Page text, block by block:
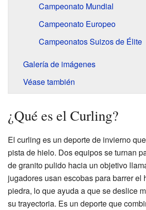
Campeonato Mundial
Campeonato Europeo
Campeonatos Suizos de Élite
Galería de imágenes
Véase también
¿Qué es el Curling?
El curling es un deporte de invierno
pista de hielo. Dos equipos se turnan
de granito pulido hacia un objetivo
jugadores usan escobas para barrer el
piedra, lo que ayuda a que se deslice
su trayectoria. Es un deporte que